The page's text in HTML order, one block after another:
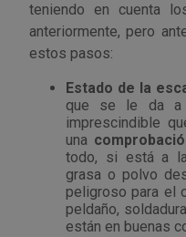
teniendo en cuenta
anteriormente, pero
estos pasos:
Estado de la
que se le da a
imprescindible
una
todo, si está a
grasa o polvo
peligroso para el
peldaño,
están en buenas